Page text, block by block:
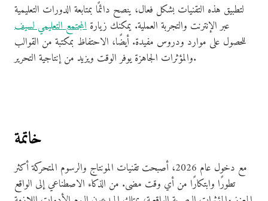
لتطبيق هذه التقنيات بشكل فعال، ينصح دائمًا بمتابعة الدورات التعليمية
عبر الإنترنت والتجربة العملية. يمكنك زيارة المجتمع التعليمي لسيف
للحصول على موارد ودروس مفيدة. أيضًا، الاحتفاظ بمكتبة من القوالب
والمؤثرات الجاهزة يوفر الوقت ويزيد من إنتاجية التحرير.
خاتمة
مع دخول عام 2026، أصبحت تقنيات المونتاج والرسوم المتحركة أكثر
تطورًا وابتكارًا من أي وقت مضى. من الذكاء الاصطناعي إلى الواقع